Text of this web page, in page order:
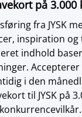
på 3.000
fra JYSK
inspiration og
indhold
Accepterer
i den
til JYSK på
konkurrencevilkår.